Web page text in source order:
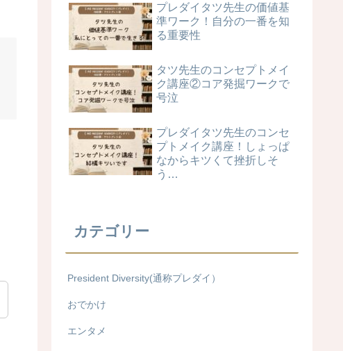
プレダイタツ先生の価値基
準ワーク！自分の一番を知
る重要性
タツ先生のコンセプトメイ
ク講座②コア発掘ワークで
号泣
プレダイタツ先生のコンセ
プトメイク講座！しょっぱ
なからキツくて挫折しそ
う…
カテゴリー
President Diversity(通称プレダイ）
おでかけ
エンタメ